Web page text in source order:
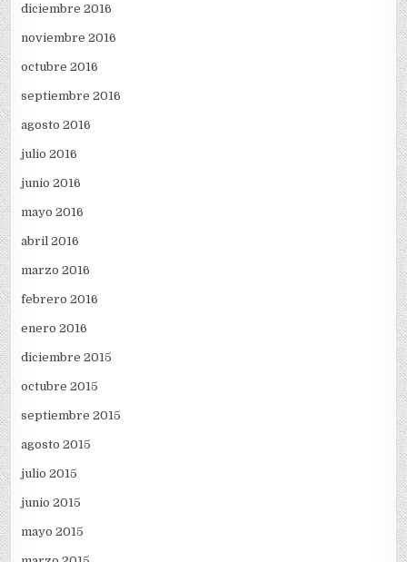
diciembre 2016
noviembre 2016
octubre 2016
septiembre 2016
agosto 2016
julio 2016
junio 2016
mayo 2016
abril 2016
marzo 2016
febrero 2016
enero 2016
diciembre 2015
octubre 2015
septiembre 2015
agosto 2015
julio 2015
junio 2015
mayo 2015